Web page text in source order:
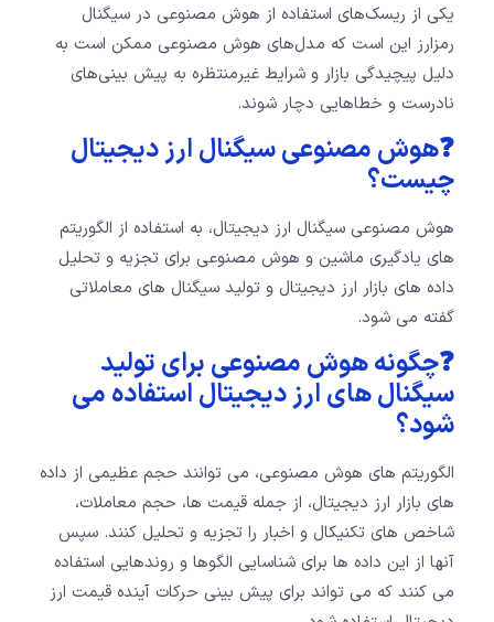
یکی از ریسک‌های استفاده از هوش مصنوعی در سیگنال
رمزارز این است که مدل‌های هوش مصنوعی ممکن است به
دلیل پیچیدگی بازار و شرایط غیرمنتظره به پیش‌ بینی‌های
نادرست و خطاهایی دچار شوند.
❓هوش مصنوعی سیگنال ارز دیجیتال
چیست؟
هوش مصنوعی سیگنال ارز دیجیتال، به استفاده از الگوریتم
های یادگیری ماشین و هوش مصنوعی برای تجزیه و تحلیل
داده های بازار ارز دیجیتال و تولید سیگنال های معاملاتی
گفته می شود.
❓چگونه هوش مصنوعی برای تولید
سیگنال های ارز دیجیتال استفاده می
شود؟
الگوریتم های هوش مصنوعی، می توانند حجم عظیمی از داده
های بازار ارز دیجیتال، از جمله قیمت ها، حجم معاملات،
شاخص های تکنیکال و اخبار را تجزیه و تحلیل کنند. سپس
آنها از این داده ها برای شناسایی الگوها و روندهایی استفاده
می کنند که می تواند برای پیش بینی حرکات آینده قیمت ارز